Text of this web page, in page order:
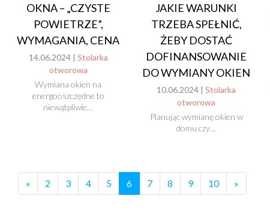
OKNA – „CZYSTE
POWIETRZE”,
WYMAGANIA, CENA
14.06.2024 | Stolarka
otworowa
Wymiana okien na
energooszczędne to
niewątpliwie…
JAKIE WARUNKI
TRZEBA SPEŁNIĆ,
ŻEBY DOSTAĆ
DOFINANSOWANIE
DO WYMIANY OKIEN
10.06.2024 |Stolarka
otworowa
Planując wymianę okien w
domu czy…
« 2 3 4 5 6 7 8 9 10 »